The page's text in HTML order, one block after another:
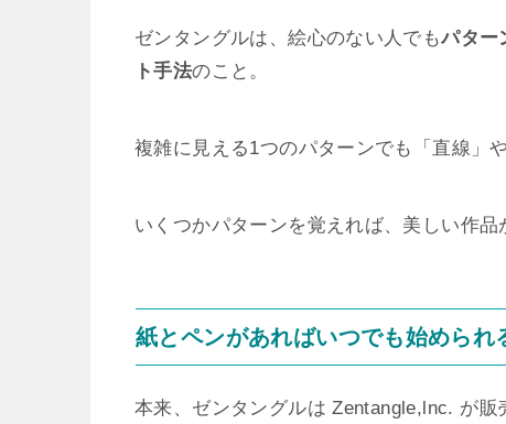
ゼンタングルは、絵心のない人でもパター
ト手法のこと。
複雑に見える1つのパターンでも「直線」
いくつかパターンを覚えれば、美しい作品
紙とペンがあればいつでも始められ
本来、ゼンタングルは Zentangle,lnc. が